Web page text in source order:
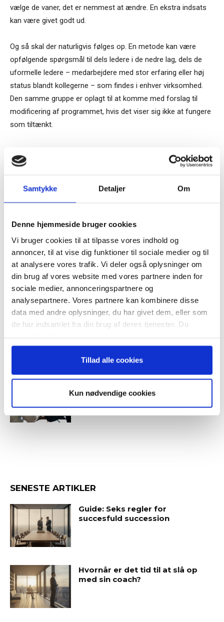
Samtykke Detaljer Om
Denne hjemmeside bruger cookies
Vi bruger cookies til at tilpasse vores indhold og
annoncer, til at vise dig funktioner til sociale medier og til
at analysere vores trafik. Vi deler også oplysninger om
din brug af vores website med vores partnere inden for
sociale medier, annonceringspartnere og
analysepartnere. Vores partnere kan kombinere disse
data med andre oplysninger, du har givet dem, eller som
de har indsamlet fra din brug af deres tjenester. Du
anvende vores hjemmeside.
Tillad alle cookies
Kun nødvendige cookies
vælge de vaner, det er nemmest at ændre. En ekstra indsats
kan være givet godt ud.
Og så skal der naturligvis følges op. En metode kan være
opfølgende spørgsmål til dels ledere i de nedre lag, dels de
uformelle ledere – medarbejdere med stor erfaring eller høj
status blandt kollegerne – som findes i enhver virksomhed.
Den samme gruppe er oplagt til at komme med forslag til
modificering af programmet, hvis det viser sig ikke at fungere
som tiltænkt.
TAGS Guide industrivirksomhed
kulturforandringen
RELATEREDE ARTIKLER
Guide: Genopfind den
meningsfulde virksomhed
topchefen er på vildspor
SENESTE ARTIKLER
Guide: Seks regler for
succesfuld succession
Hvornår er det tid til at slå op
med sin coach?
Tilmeld dig vores
nyhedsbrev
– og modtag Ole Borchs bog
“Succes i en dansk bestyrelse”
Bestyrelsesguidens ugentlige nyhedsbrev samt
Tilmeld